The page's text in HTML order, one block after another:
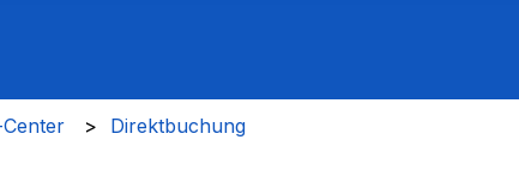
Direktbuchung